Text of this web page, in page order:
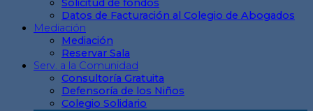
Solicitud de fondos
Datos de Facturación al Colegio de Abogados
Mediación
Mediación
Reservar Sala
Serv. a la Comunidad
Consultoría Gratuita
Defensoría de los Niños
Colegio Solidario